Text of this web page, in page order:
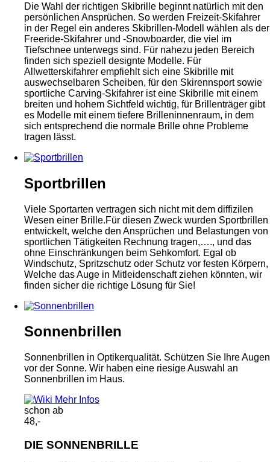
Die Wahl der richtigen Skibrille beginnt natürlich mit den
persönlichen Ansprüchen. So werden Freizeit-Skifahrer
in der Regel ein anderes Skibrillen-Modell wählen als der
Freeride-Skifahrer und -Snowboarder, die viel im
Tiefschnee unterwegs sind. Für nahezu jeden Bereich
finden sich speziell designte Modelle. Für
Allwetterskifahrer empfiehlt sich eine Skibrille mit
auswechselbaren Scheiben, für den Skirennsport sowie
sportliche Carving-Skifahrer ist eine Skibrille mit einem
breiten und hohem Sichtfeld wichtig, für Brillenträger gibt
es Modelle mit einem tiefere Brilleninnenraum, in dem
sich entsprechend die normale Brille ohne Probleme
tragen lässt.
Sportbrillen
Viele Sportarten vertragen sich nicht mit dem diffizilen
Wesen einer Brille.Für diesen Zweck wurden Sportbrillen
entwickelt, welche den Ansprüchen und Belastungen von
sportlichen Tätigkeiten Rechnung tragen,…., und das
ohne Einschränkungen beim Sehkomfort. Egal ob
Windschutz, Spritzschutz oder Schutz vor festen Körpern,
Welche das Auge in Mitleidenschaft ziehen könnten, wir
finden sicher die richtige Lösung für Sie!
Sonnenbrillen
Sonnenbrillen in Optikerqualität. Schützen Sie Ihre Augen
vor der Sonne. Wir haben eine riesige Auswahl an
Sonnenbrillen im Haus.
Mehr Infos
schon ab
48,-
DIE SONNENBRILLE